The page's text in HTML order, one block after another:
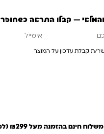
— קבלו התראה כשחוזר
ת קבלת עדכון על המוצר
משלוח חינם בהזמנה מעל ₪299 (למעט ריהוט)